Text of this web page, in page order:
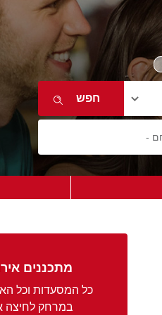
מתכננים
כל המסעדות וכל
במרחק לחיצה